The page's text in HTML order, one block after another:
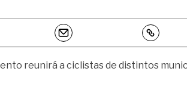
reunirá a ciclistas de distintos